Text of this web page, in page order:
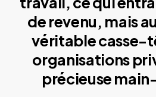
de revenu, mais
véritable casse-
organisations
précieuse